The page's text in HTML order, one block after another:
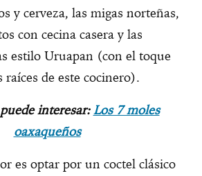
y cerveza, las migas norteñas,
con cecina casera y las
estilo Uruapan (con el toque
raíces de este cocinero).
interesar:Los 7 moles
oaxaqueños
es optar por un coctel clásico